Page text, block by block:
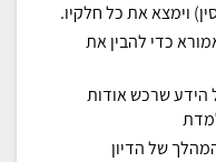
וימצא את כל חלקיו.
כדי להבין את
הידע שרכש אודות
של הדיון